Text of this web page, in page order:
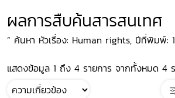
ผลการสืบค้นสารสนเทศ
“ ค้นหา หัวเรื่อง: Human rights, ปีที่พิมพ์:
แสดงข้อมูล 1 ถึง 4 รายการ จากทั้งหมด 4